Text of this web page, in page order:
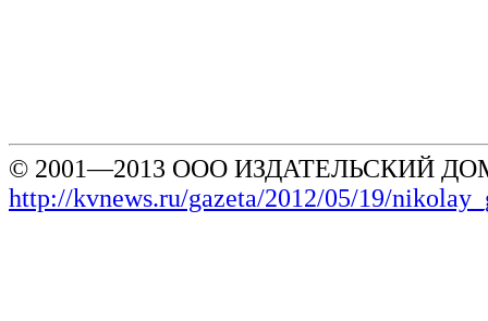
© 2001—2013 ООО ИЗДАТЕЛЬСКИЙ
http://kvnews.ru/gazeta/2012/05/19/